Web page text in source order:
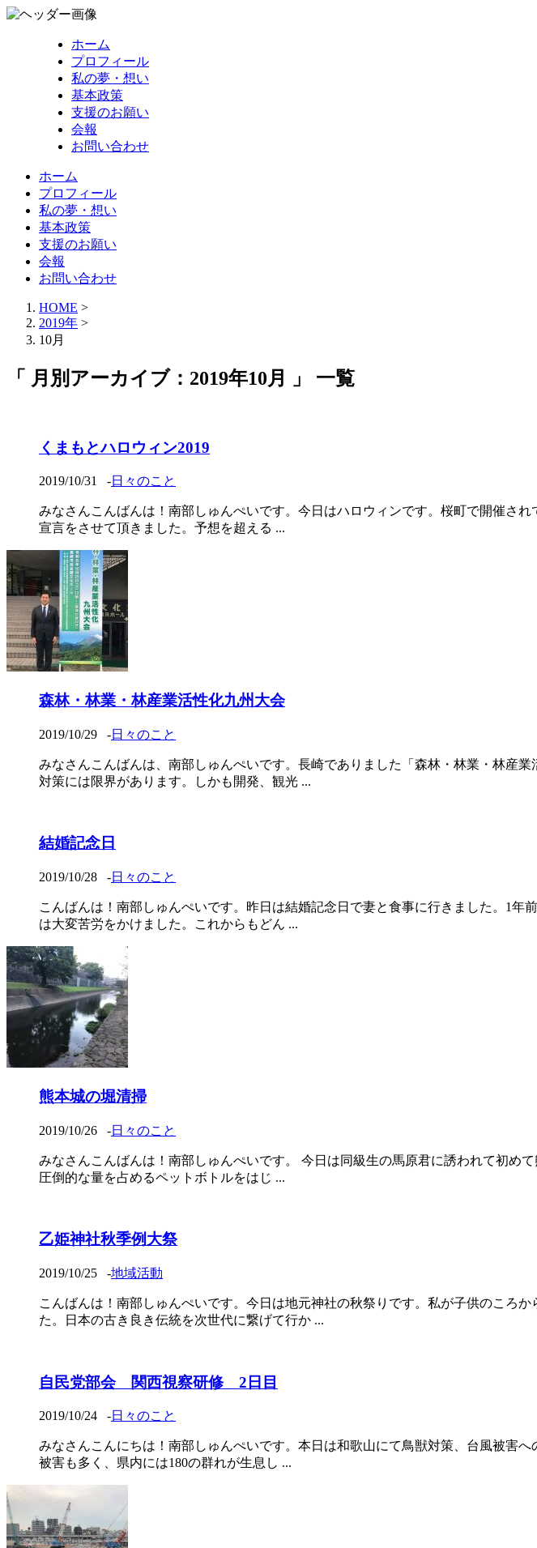
ホーム
プロフィール
私の夢・想い
基本政策
支援のお願い
会報
お問い合わせ
ホーム
プロフィール
私の夢・想い
基本政策
支援のお願い
会報
お問い合わせ
HOME >
2019年 >
10月
「 月別アーカイブ：2019年10月 」 一覧
くまもとハロウィン2019
2019/10/31 -日々のこと
みなさんこんばんは！南部しゅんぺいです。今日はハロウィンです。桜町で開催さ
宣言をさせて頂きました。予想を超える ...
森林・林業・林産業活性化九州大会
2019/10/29 -日々のこと
みなさんこんばんは、南部しゅんぺいです。長崎でありました「森林・林業・林産
対策には限界があります。しかも開発、観光 ...
結婚記念日
2019/10/28 -日々のこと
こんばんは！南部しゅんぺいです。昨日は結婚記念日で妻と食事に行きました。1
は大変苦労をかけました。これからもどん ...
熊本城の堀清掃
2019/10/26 -日々のこと
みなさんこんばんは！南部しゅんぺいです。 今日は同級生の馬原君に誘われて初め
圧倒的な量を占めるペットボトルをはじ ...
乙姫神社秋季例大祭
2019/10/25 -地域活動
こんばんは！南部しゅんぺいです。今日は地元神社の秋祭りです。私が子供のころ
た。日本の古き良き伝統を次世代に繋げて行か ...
自民党部会 関西視察研修 2日目
2019/10/24 -日々のこと
みなさんこんにちは！南部しゅんぺいです。本日は和歌山にて鳥獣対策、台風被害
被害も多く、県内には180の群れが生息し ...